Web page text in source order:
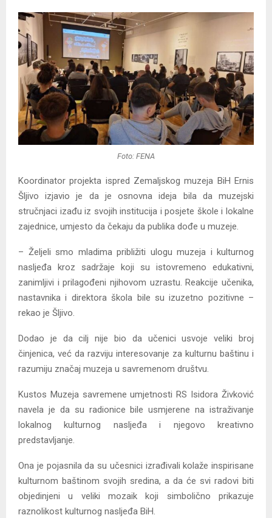
Foto: FENA
Koordinator projekta ispred Zemaljskog muzeja BiH Ernis
Šljivo izjavio je da je osnovna ideja bila da muzejski
stručnjaci izađu iz svojih institucija i posjete škole i lokalne
zajednice, umjesto da čekaju da publika dođe u muzeje.
– Željeli smo mladima približiti ulogu muzeja i kulturnog
nasljeđa kroz sadržaje koji su istovremeno edukativni,
zanimljivi i prilagođeni njihovom uzrastu. Reakcije učenika,
nastavnika i direktora škola bile su izuzetno pozitivne –
rekao je Šljivo.
Dodao je da cilj nije bio da učenici usvoje veliki broj
činjenica, već da razviju interesovanje za kulturnu baštinu i
razumiju značaj muzeja u savremenom društvu.
Kustos Muzeja savremene umjetnosti RS Isidora Živković
navela je da su radionice bile usmjerene na istraživanje
lokalnog kulturnog nasljeđa i njegovo kreativno
predstavljanje.
Ona je pojasnila da su učesnici izrađivali kolaže inspirisane
kulturnom baštinom svojih sredina, a da će svi radovi biti
objedinjeni u veliki mozaik koji simbolično prikazuje
raznolikost kulturnog nasljeđa BiH.